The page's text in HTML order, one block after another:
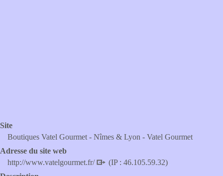
Site
Boutiques Vatel Gourmet - Nîmes & Lyon - Vatel Gourmet
Adresse du site web
http://www.vatelgourmet.fr/
(IP : 46.105.59.32)